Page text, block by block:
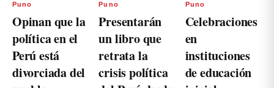
Puno
Opinan que la
política en el
Perú está
divorciada del
Puno
Presentarán
un libro que
retrata la
crisis política
Puno
Celebraciones
en
instituciones
de educación